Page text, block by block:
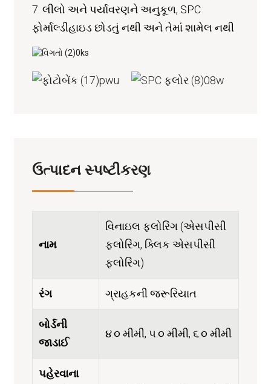
7. લીલો અને પર્યાવરણને અનુકૂળ, SPC
ફોર્માલ્ડીહાઇડ છોડતું નથી અને તેમાં શામેલ નથી
ઉત્પાદન સ્પષ્ટીકરણ
નામ
વિનાઇલ ફ્લોરિંગ (એસપીસી
ફ્લોરિંગ, ક્લિક એસપીસી
ફ્લોરિંગ)
રંગ ગ્રાહકની જરૂરિયાત
બોર્ડની
જાડાઈ
૪.૦ મીમી, ૫.૦ મીમી, ૬.૦ મીમી
પહેરવાના